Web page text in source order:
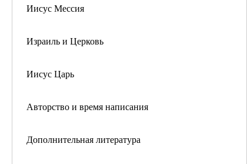
Иисус Мессия
Израиль и Церковь
Иисус Царь
Авторство и время написания
Дополнительная литература